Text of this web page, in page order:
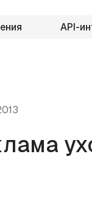
API-